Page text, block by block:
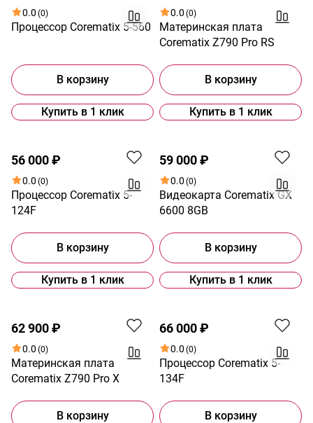
0.0 (0)
Процессор Corematix 5-560
В корзину
Купить в 1 клик
0.0 (0)
Материнская плата
Corematix Z790 Pro RS
В корзину
Купить в 1 клик
56 000 ₽
0.0 (0)
Процессор Corematix 5-
124F
В корзину
Купить в 1 клик
59 000 ₽
0.0 (0)
Видеокарта Corematix GX
6600 8GB
В корзину
Купить в 1 клик
62 900 ₽
0.0 (0)
Материнская плата
Corematix Z790 Pro X
В корзину
66 000 ₽
0.0 (0)
Процессор Corematix 5-
134F
В корзину